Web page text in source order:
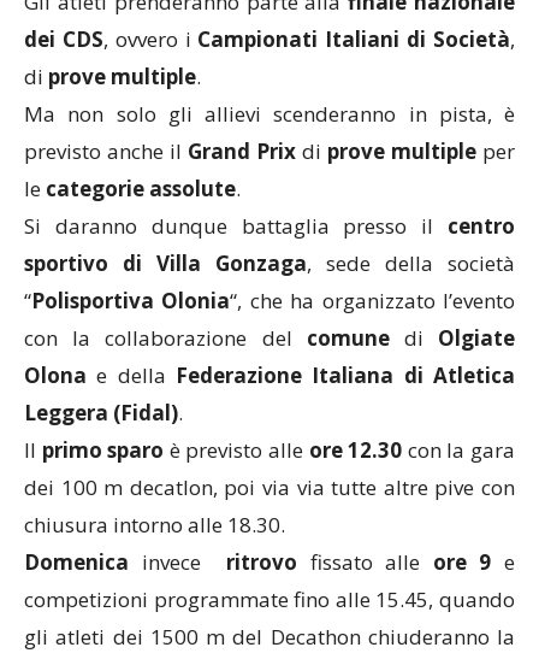
dei CDS, ovvero i Campionati Italiani di Società,
di prove multiple.
Ma non solo gli allievi scenderanno in pista, è
previsto anche il Grand Prix di prove multiple per
le categorie assolute.
Si daranno dunque battaglia presso il centro
sportivo di Villa Gonzaga, sede della società
“Polisportiva Olonia“, che ha organizzato l’evento
con la collaborazione del comunedi Olgiate
Olona e della Federazione Italiana di Atletica
Leggera (Fidal).
Il primo sparo è previsto alle ore 12.30 con la gara
dei 100 m decatlon, poi via via tutte altre pive con
chiusura intorno alle 18.30.
Domenica invece ritrovo fissato alle ore 9 e
competizioni programmate fino alle 15.45, quando
gli atleti dei 1500 m del Decathon chiuderanno la